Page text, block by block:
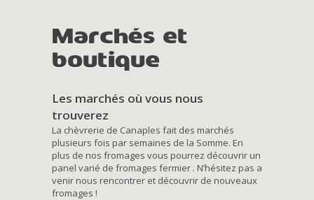
Marchés et
boutique
Les marchés où vous nous
trouverez
La chèvrerie de Canaples fait des marchés
plusieurs fois par semaines de la Somme. En
plus de nos fromages vous pourrez découvrir un
panel varié de fromages fermier . N’hésitez pas a
venir nous rencontrer et découvrir de nouveaux
fromages !